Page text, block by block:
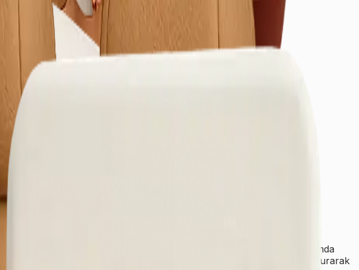
temizlik gibi hizmetleri sunan temizlik firmalarını tek bir dijital platformda
Lekesepeti, geleneksel temizlik sektörünü dijital dünyayla buluşturarak